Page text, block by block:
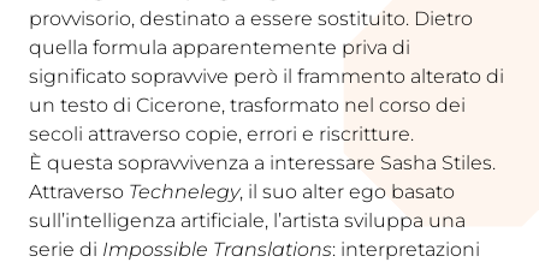
provvisorio, destinato a essere sostituito. Dietro
quella formula apparentemente priva di
significato sopravvive però il frammento alterato di
un testo di Cicerone, trasformato nel corso dei
secoli attraverso copie, errori e riscritture.
È questa sopravvivenza a interessare Sasha Stiles.
Attraverso Technelegy, il suo alter ego basato
sull’intelligenza artificiale, l’artista sviluppa una
serie di Impossible Translations: interpretazioni